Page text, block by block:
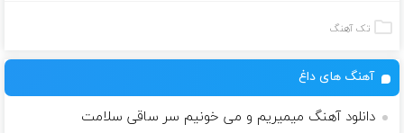
تک آهنگ
آهنگ های داغ
دانلود آهنگ میمیریم و می خونیم سر ساقی سلامت